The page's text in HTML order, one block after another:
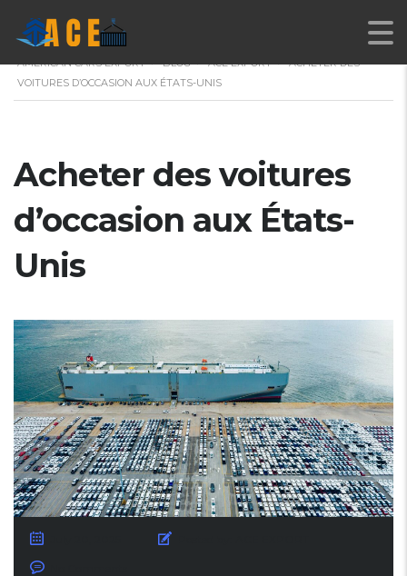
AMERICAN CARS EXPORT > BLOG > ACE EXPORT > ACHETER DES
VOITURES D’OCCASION AUX ÉTATS-UNIS
Acheter des voitures
d’occasion aux États-
Unis